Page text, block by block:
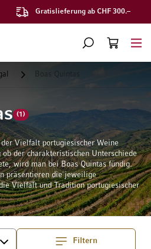
ab CHF 300.–
SUCHE
WARENKORB
Boas Quintas
(1)
Vielfalt portugiesischer Weine
der charakteristischen Unterschiede
wird man bei Boas Quintas fündig.
präsentieren die jeweilige
Vielfalt und Tradition portugiesischer
Filtern